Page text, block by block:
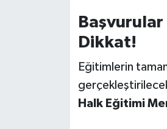
Başvurular
Dikkat!
Eğitimlerin
Halk Eğitimi